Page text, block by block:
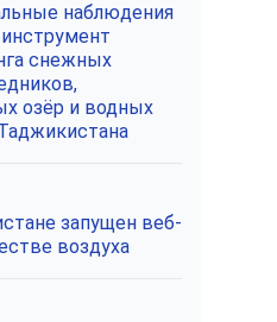
наблюдения
снежных
озёр и водных
запущен веб-
воздуха